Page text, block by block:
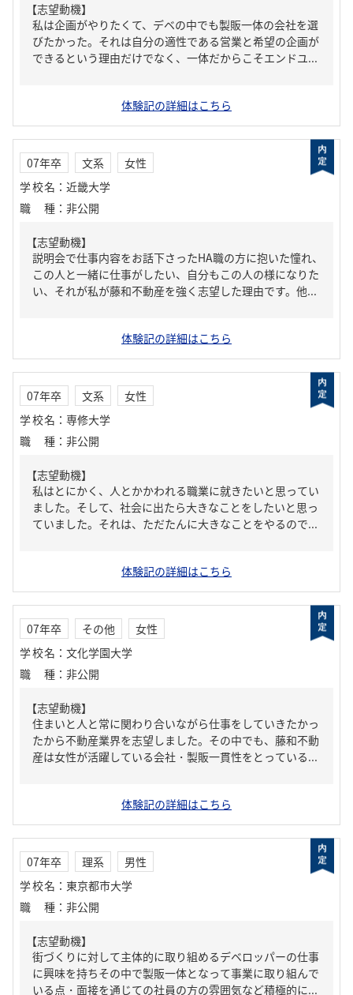
【志望動機】
私は企画がやりたくて、デベの中でも製販一体の会社を選
びたかった。それは自分の適性である営業と希望の企画が
できるという理由だけでなく、一体だからこそエンドユ...
体験記の詳細はこちら
07年卒 文系
女性
学校名 ： 近畿大学
職種 ： 非公開
【志望動機】
説明会で仕事内容をお話下さったHA職の方に抱いた憧れ、
この人と一緒に仕事がしたい、自分もこの人の様になりた
い、それが私が藤和不動産を強く志望した理由です。他...
体験記の詳細はこちら
07年卒 文系
女性
学校名 ： 専修大学
職種 ： 非公開
【志望動機】
私はとにかく、人とかかわれる職業に就きたいと思ってい
ました。そして、社会に出たら大きなことをしたいと思っ
ていました。それは、ただたんに大きなことをやるので...
体験記の詳細はこちら
07年卒 その他
女性
学校名 ： 文化学園大学
職種 ： 非公開
【志望動機】
住まいと人と常に関わり合いながら仕事をしていきたかっ
たから不動産業界を志望しました。その中でも、藤和不動
産は女性が活躍している会社・製販一貫性をとっている...
体験記の詳細はこちら
07年卒 理系
男性
学校名 ： 東京都市大学
職種 ： 非公開
【志望動機】
街づくりに対して主体的に取り組めるデベロッパーの仕事
に興味を持ちその中で製販一体となって事業に取り組んで
いる点・面接を通じての社員の方の雰囲気など積極的に...